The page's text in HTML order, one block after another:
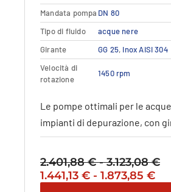
possono
essere
scelte
prodotto
Mandata pompa DN 80
Tipo di fluido
acque nere
Girante
GG 25, Inox AISI 304
Velocità di
rotazione
1450 rpm
Le pompe ottimali per le
impianti di depurazione, con
2.401,88€ - 3.123,08€
Il
1.441,13 € - 1.873,85 €Il